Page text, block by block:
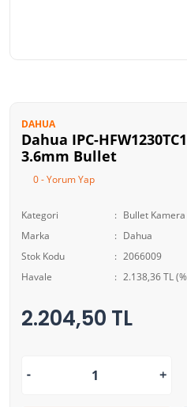
DAHUA
Dahua IPC-
3.6mm Bullet
0 - Yorum Yap
Kategori
Bullet Kamera
Marka
Dahua
Stok Kodu
2066009
Havale
2.138,36 TL
2.204,50 TL